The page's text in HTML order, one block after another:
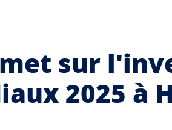
sur
2025 à